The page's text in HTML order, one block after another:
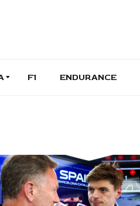
F1 ENDURANCE